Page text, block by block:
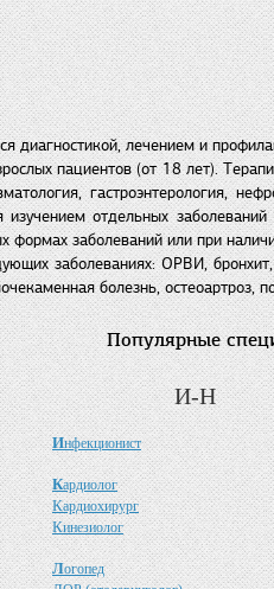
диагностикой, лечением и
пациентов (от 18 лет).
гастроэнтерология,
отдельных
формах заболеваний или при
заболеваниях: ОРВИ,
болезнь, остеоартроз,
Популярные
И-Н
Инфекционист
Кардиолог
Кардиохирург
Кинезиолог
Логопед